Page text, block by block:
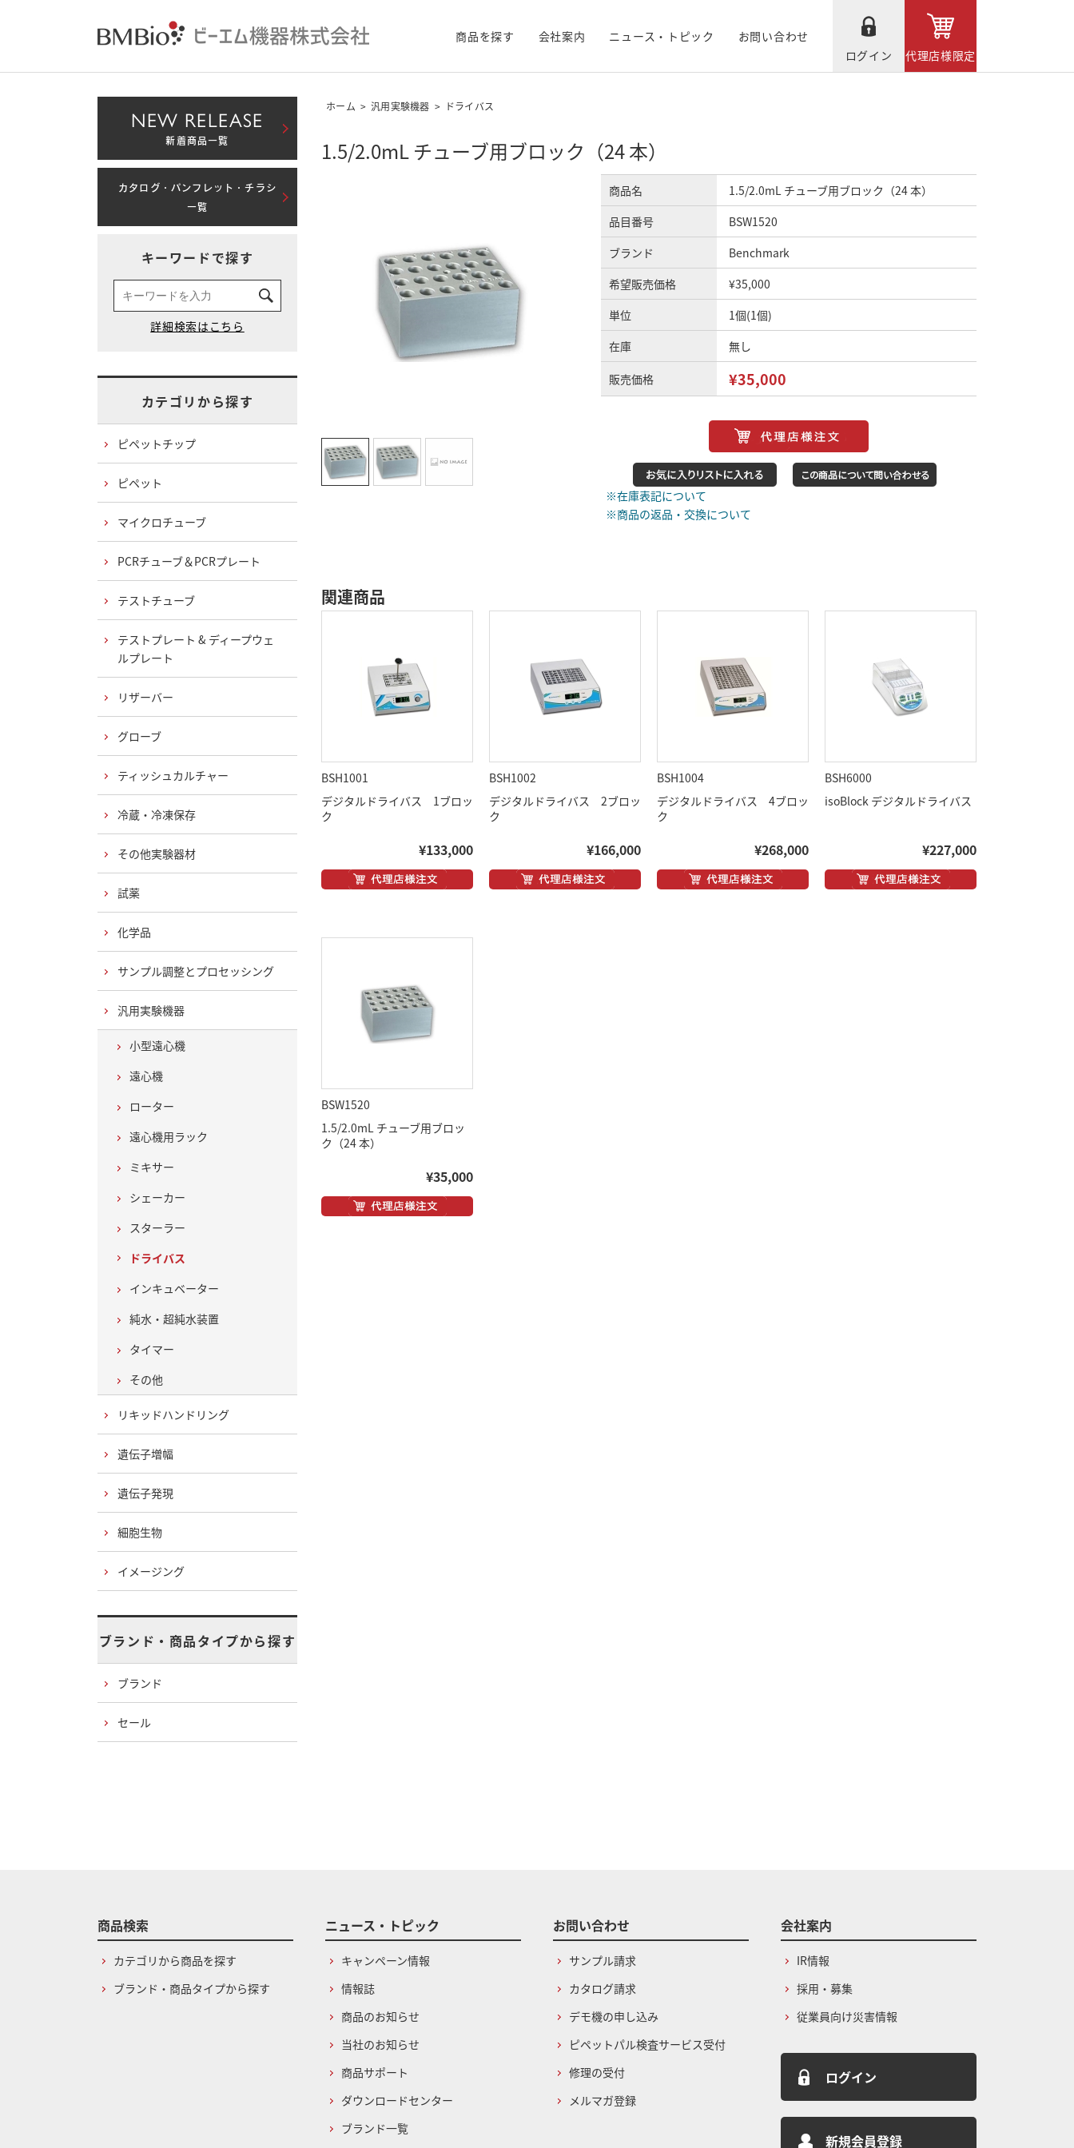
商品を探す 会社案内 ニュース・トピック
お問い合わせ
ログイン
代理店様限定
ホーム > 汎用実験機器 > ドライバス
1.5/2.0mL チューブ用ブロック（24 本）
商品名
1.5/2.0mL チューブ用ブロック（24 本）
品目番号
BSW1520
ブランド
Benchmark
希望販売価格
¥35,000
単位
1個(1個)
在庫
無し
販売価格 ¥35,000
※在庫表記について
※商品の返品・交換について
関連商品
BSH1001
デジタルドライバス 1ブロッ
ク
¥133,000
BSH1002
デジタルドライバス 2ブロッ
ク
¥166,000
BSH1004
デジタルドライバス 4ブロッ
ク
¥268,000
BSH6000
isoBlock デジタルドライバス
¥227,000
BSW1520
1.5/2.0mL チューブ用ブロッ
ク（24 本）
¥35,000
NEW RELEASE
新着商品一覧
カタログ・パンフレット・チラシ
一覧
キーワードで探す
カテゴリから探す
ピペットチップ
ピペット
マイクロチューブ
PCRチューブ＆PCRプレート
テストチューブ
テストプレート & ディープウェ
ルプレート
リザーバー
グローブ
ティッシュカルチャー
冷蔵・冷凍保存
その他実験器材
試薬
化学品
サンプル調整とプロセッシング
汎用実験機器
小型遠心機
遠心機
ローター
遠心機用ラック
ミキサー
シェーカー
スターラー
ドライバス
インキュベーター
純水・超純水装置
タイマー
その他
リキッドハンドリング
遺伝子増幅
遺伝子発現
細胞生物
イメージング
ブランド・商品タイプから探す
ブランド
セール
商品検索
カテゴリから商品を探す
ブランド・商品タイプから探す
ニュース・トピック
キャンペーン情報
情報誌
商品のお知らせ
当社のお知らせ
商品サポート
ダウンロードセンター
ブランド一覧
お問い合わせ
サンプル請求
カタログ請求
デモ機の申し込み
ピペットパル検査サービス受付
修理の受付
メルマガ登録
会社案内
IR情報
採用・募集
従業員向け災害情報
ログイン
新規会員登録